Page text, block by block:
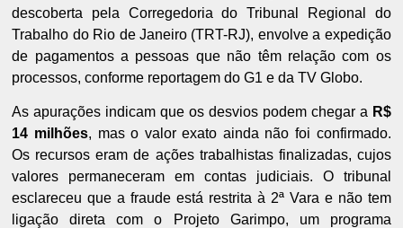
descoberta pela Corregedoria do Tribunal Regional do
Trabalho do Rio de Janeiro (TRT-RJ), envolve a expedição
de pagamentos a pessoas que não têm relação com os
processos, conforme reportagem do G1 e da TV Globo.
As apurações indicam que os desvios podem chegar a R$
14 milhões, mas o valor exato ainda não foi confirmado.
Os recursos eram de ações trabalhistas finalizadas, cujos
valores permaneceram em contas judiciais. O tribunal
esclareceu que a fraude está restrita à 2ª Vara e não tem
ligação direta com o Projeto Garimpo, um programa